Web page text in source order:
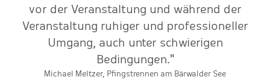
vor der Veranstaltung und während der
Veranstaltung ruhiger und professioneller
Umgang, auch unter schwierigen
Bedingungen."
Michael Meltzer, Pfingstrennen am Bärwalder See